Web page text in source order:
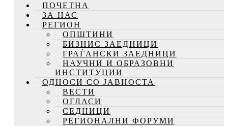
ПОЧЕТНА
ЗА НАС
РЕГИОН
ОПШТИНИ
БИЗНИС ЗАЕДНИЦИ
ГРАЃАНСКИ ЗАЕДНИЦИ
НАУЧНИ И ОБРАЗОВНИ
ИНСТИТУЦИИ
ОДНОСИ СО ЈАВНОСТА
ВЕСТИ
ОГЛАСИ
СЕДНИЦИ
РЕГИОНАЛНИ ФОРУМИ